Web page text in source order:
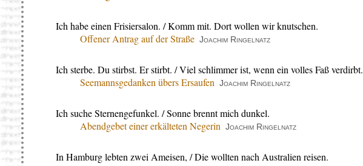
Ich habe einen Frisiersalon. / Komm mit. Dort wollen wir knutschen.
Offener Antrag auf der Straße Joachim Ringelnatz
Ich sterbe. Du stirbst. Er stirbt. / Viel schlimmer ist, wenn ein volles Faß verdirbt.
Seemannsgedanken übers Ersaufen Joachim Ringelnatz
Ich suche Sternengefunkel. / Sonne brennt mich dunkel.
Abendgebet einer erkälteten Negerin Joachim Ringelnatz
In Hamburg lebten zwei Ameisen, / Die wollten nach Australien reisen.